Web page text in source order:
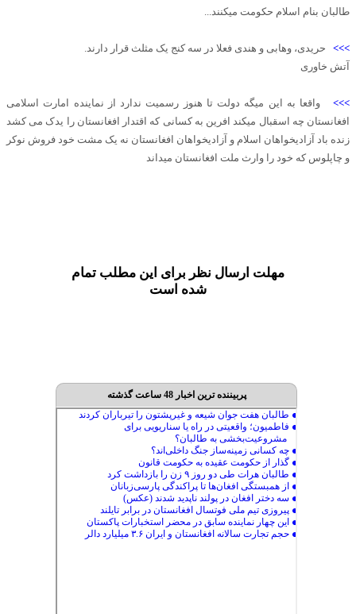
طالبان بنام اسلام حکومت میکنند...
>>> حریدی، وهابی و هندی فعلا در سه کنج یک مثلث قرار دارند.
آتش خاوری
>>> واقعا به این میگه دولت تا هنوز رسمیت ندارد از نماینده امارت اسلامی
افغانستان چه اسقبال میکند افرین به کسانی که اقتدار افغانستان را یدک می کشد
زنده باد آزادیخواهان اسلام و آزادیخواهان افغانستان نه یک مشت خود فروش نوکر
و چاپلوس که خود را وارث ملت افغانستان میداند
مهلت ارسال نظر برای این مطلب تمام
شده است
پربیننده ترین اخبار 48 ساعت گذشته